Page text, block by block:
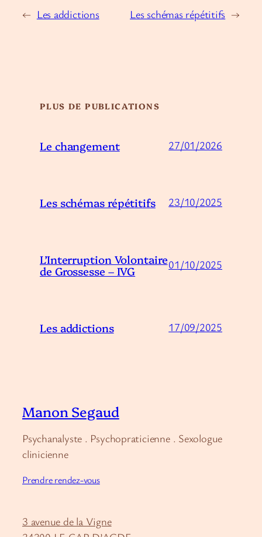
← Les addictions Les schémas répétitifs →
PLUS DE PUBLICATIONS
Le changement 27/01/2026
Les schémas répétitifs 23/10/2025
L’Interruption Volontaire
de Grossesse – IVG 01/10/2025
Les addictions 17/09/2025
Manon Segaud
Psychanalyste . Psychopraticienne . Sexologue
clinicienne
Prendre rendez-vous
3 avenue de la Vigne